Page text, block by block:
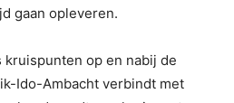
gaan opleveren.
kruispunten op en nabij de
Ido-Ambacht verbindt met